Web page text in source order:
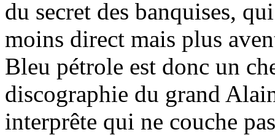
du secret des banquises,
moins direct mais plus
Bleu pétrole est donc un
discographie du grand
interprête qui ne couche